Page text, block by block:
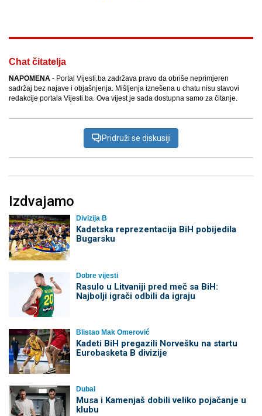
Chat čitatelja
NAPOMENA - Portal Vijesti.ba zadržava pravo da obriše neprimjeren
sadržaj bez najave i objašnjenja. Mišljenja iznešena u chatu nisu stavovi
redakcije portala Vijesti.ba. Ova vijest je sada dostupna samo za čitanje.
Pridruži se diskusiji
Izdvajamo
Divizija B
Kadetska reprezentacija BiH pobijedila
Bugarsku
Dobre vijesti
Rasulo u Litvaniji pred meč sa BiH:
Najbolji igrači odbili da igraju
Blistao Mak Omerović
Kadeti BiH pregazili Norvešku na startu
Eurobasketa B divizije
Dubai
Musa i Kamenjaš dobili veliko pojačanje u
klubu